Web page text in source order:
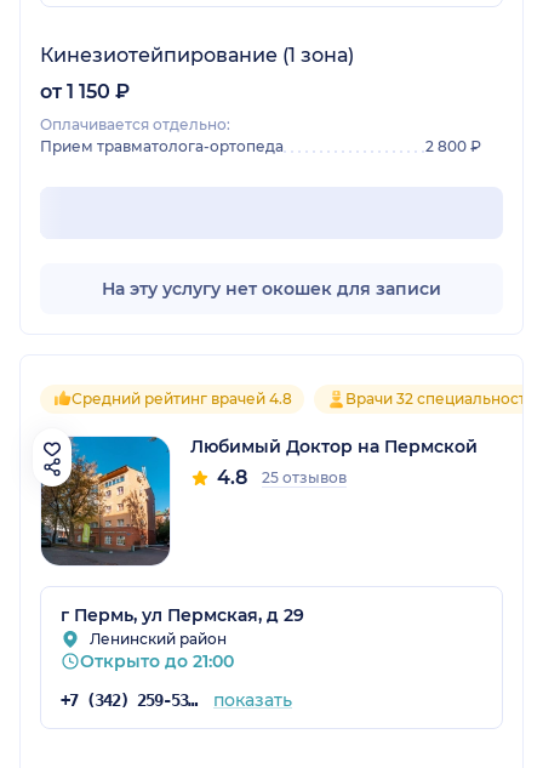
Кинезиотейпирование (1 зона)
от 1 150 ₽
Оплачивается отдельно:
Прием травматолога-ортопеда
2 800 ₽
На эту услугу нет окошек для записи
Средний рейтинг врачей 4.8 Врачи 32
Любимый Доктор на Пермской
4.8 25 отзывов
г Пермь, ул Пермская, д 29
Ленинский район
Открыто до 21:00
+7 (342) 259-53-03 показать